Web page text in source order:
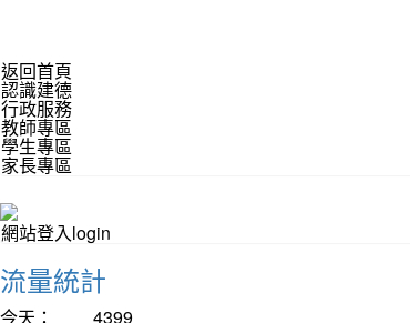
返回首頁
認識建德
行政服務
教師專區
學生專區
家長專區
網站登入login
流量統計
今天：
4399